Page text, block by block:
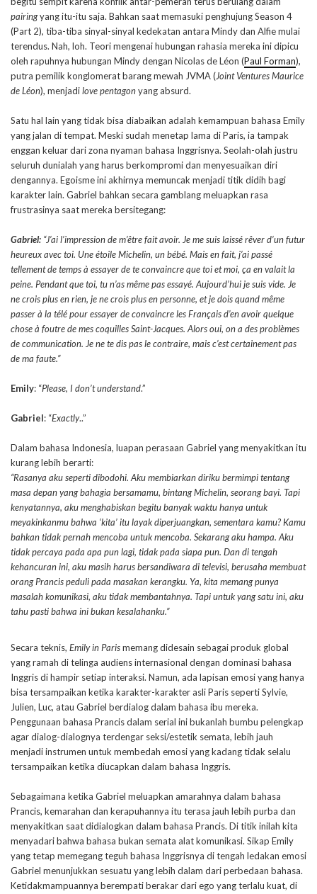
pairingyang itu-itu saja. Bahkan saat memasuki penghujung Season 4
(Part 2), tiba-tiba sinyal-sinyal kedekatan antara Mindy dan Alfie mulai
terendus. Nah, loh. Teori mengenai hubungan rahasia mereka ini dipicu
oleh rapuhnya hubungan Mindy dengan Nicolas de Léon (Paul Forman),
putra pemilik konglomerat barang mewah JVMA (Joint Ventures Maurice
de Léon), menjadilove pentagonyang absurd.
Satu hal lain yang tidak bisa diabaikan adalah kemampuan bahasa Emily
yang jalan di tempat. Meski sudah menetap lama di Paris, ia tampak
enggan keluar dari zona nyaman bahasa Inggrisnya. Seolah-olah justru
seluruh dunialah yang harus berkompromi dan menyesuaikan diri
dengannya. Egoisme ini akhirnya memuncak menjadi titik didih bagi
karakter lain. Gabriel bahkan secara gamblang meluapkan rasa
frustrasinya saat mereka bersitegang:
Gabriel: “J’ai l’impression de m’être fait avoir. Je me suis laissé rêver d’un futur
heureux avec toi. Une étoile Michelin, un bébé. Mais en fait, j’ai passé
tellement de temps à essayer de te convaincre que toi et moi, ça en valait la
peine. Pendant que toi, tu n’as même pas essayé. Aujourd’hui je suis vide. Je
ne crois plus en rien, je ne crois plus en personne, et je dois quand même
passer à la télé pour essayer de convaincre les Français d’en avoir quelque
chose à foutre de mes coquilles Saint-Jacques. Alors oui, on a des problèmes
de communication. Je ne te dis pas le contraire, mais c’est certainement pas
de ma faute.”
Emily: “Please, I don’t understand.”
Gabriel: “Exactly..”
Dalam bahasa Indonesia, luapan perasaan Gabriel yang menyakitkan itu
kurang lebih berarti:
“Rasanya aku seperti dibodohi. Aku membiarkan diriku bermimpi tentang
masa depan yang bahagia bersamamu, bintang Michelin, seorang bayi. Tapi
kenyatannya, aku menghabiskan begitu banyak waktu hanya untuk
meyakinkanmu bahwa ‘kita’ itu layak diperjuangkan, sementara kamu? Kamu
bahkan tidak pernah mencoba untuk mencoba. Sekarang aku hampa. Aku
tidak percaya pada apa pun lagi, tidak pada siapa pun. Dan di tengah
kehancuran ini, aku masih harus bersandiwara di televisi, berusaha membuat
orang Prancis peduli pada masakan kerangku. Ya, kita memang punya
masalah komunikasi, aku tidak membantahnya. Tapi untuk yang satu ini, aku
tahu pasti bahwa ini bukan kesalahanku.”
Secara teknis, Emily in Parismemang didesain sebagai produk global
yang ramah di telinga audiens internasional dengan dominasi bahasa
Inggris di hampir setiap interaksi. Namun, ada lapisan emosi yang hanya
bisa tersampaikan ketika karakter-karakter asli Paris seperti Sylvie,
Julien, Luc, atau Gabriel berdialog dalam bahasa ibu mereka.
Penggunaan bahasa Prancis dalam serial ini bukanlah bumbu pelengkap
agar dialog-dialognya terdengar seksi/estetik semata, lebih jauh
menjadi instrumen untuk membedah emosi yang kadang tidak selalu
tersampaikan ketika diucapkan dalam bahasa Inggris.
Sebagaimana ketika Gabriel meluapkan amarahnya dalam bahasa
Prancis, kemarahan dan kerapuhannya itu terasa jauh lebih purba dan
menyakitkan saat didialogkan dalam bahasa Prancis. Di titik inilah kita
menyadari bahwa bahasa bukan semata alat komunikasi. Sikap Emily
yang tetap memegang teguh bahasa Inggrisnya di tengah ledakan emosi
Gabriel menunjukkan sesuatu yang lebih dalam dari perbedaan bahasa.
Ketidakmampuannya berempati berakar dari ego yang terlalu kuat, di